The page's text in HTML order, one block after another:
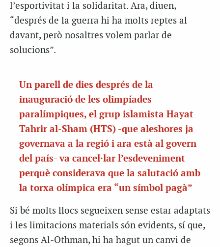
l’esportivitat i la solidaritat. Ara, diuen,
“després de la guerra hi ha molts reptes al
davant, però nosaltres volem parlar de
solucions”.
Un parell de dies després de la
inauguració de les olimpíades
paralímpiques, el grup islamista Hayat
Tahrir al-Sham (HTS) -que aleshores ja
governava a la regió i ara està al govern
del país- va cancel·lar l’esdeveniment
perquè considerava que la salutació amb
la torxa olímpica era “un símbol pagà”
Si bé molts llocs segueixen sense estar adaptats
i les limitacions materials són evidents, sí que,
segons Al-Othman, hi ha hagut un canvi de